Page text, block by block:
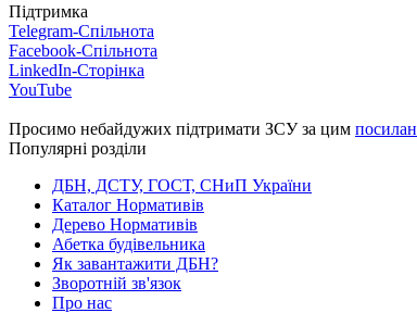
Підтримка
Telegram-Спільнота
Facebook-Спільнота
LinkedIn-Сторінка
YouTube
Просимо небайдужих підтримати ЗСУ за цим
Популярні розділи
ДБН, ДСТУ, ГОСТ, СНиП України
Каталог Нормативів
Дерево Нормативів
Абетка будівельника
Як завантажити ДБН?
Зворотній зв'язок
Про нас